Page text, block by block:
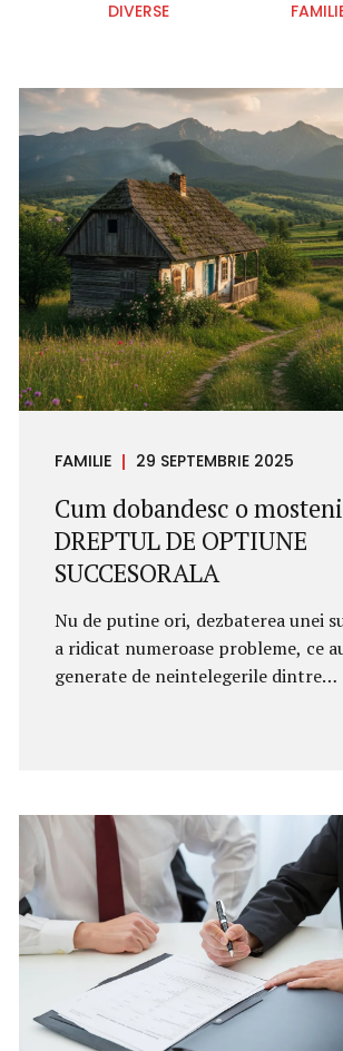
DIVERSE
FAMILIE 29 SEPTEMBRIE 2025
Cum dobandesc o
DREPTUL DE OPTIUNE
SUCCESORALA
Nu de putine ori, dezbaterea unei
a ridicat numeroase probleme, ce
generate de neintelegerile dintre
culege (pretinde) o mostenire, o
trebuie sa indeplineasca anumite
legale, respectiv: • sa aiba capacitate
succesorala, ceea ce inseamna ca
fie in viata in momentul deschiderii
succesiunii; • sa aiba vocatie la
anume sa faca parte din una dintre
de mostenitori prevazute de Codul
sa fi fost desemnata prin testament